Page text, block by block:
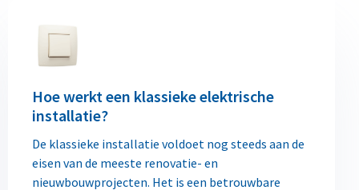
Hoe werkt een klassieke elektrische
installatie?
De klassieke installatie voldoet nog steeds aan de
eisen van de meeste renovatie- en
nieuwbouwprojecten. Het is een betrouwbare